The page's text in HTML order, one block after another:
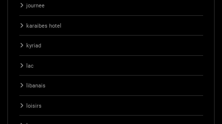
journee
karaibes hotel
kyriad
lac
libanais
loisirs